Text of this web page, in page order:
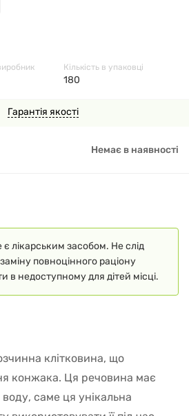
Гарантія якості
Немає в наявності
Кількість в упаковці
180
лікарським засобом. Не слід
повноцінного раціону
в недоступному для дітей місці.
клітковина, що
конжака. Ця речовина має
воду, саме ця унікальна